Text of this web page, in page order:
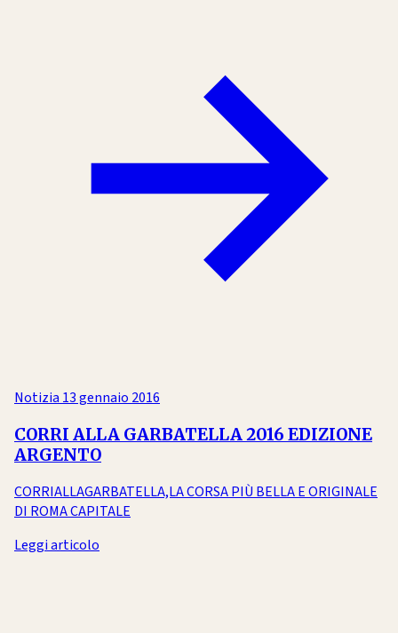
Notizia 13 gennaio 2016
CORRI ALLA GARBATELLA 2016 EDIZIONE
ARGENTO
CORRIALLAGARBATELLA,LA CORSA PIÙ BELLA E ORIGINALE
DI ROMA CAPITALE
Leggi articolo